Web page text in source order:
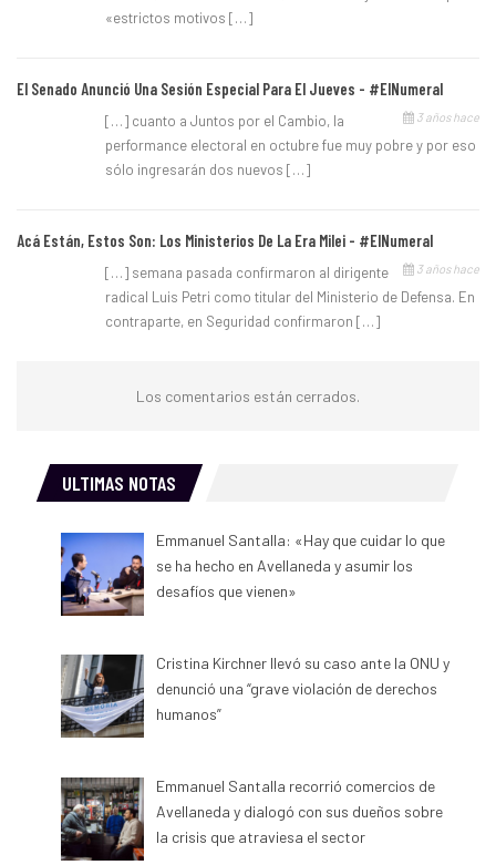
«estrictos motivos […]
El Senado Anunció Una Sesión Especial Para El Jueves - #ElNumeral
3 años hace
[…] cuanto a Juntos por el Cambio, la
performance electoral en octubre fue muy pobre y por eso
sólo ingresarán dos nuevos […]
Acá Están, Estos Son: Los Ministerios De La Era Milei - #ElNumeral
3 años hace
[…] semana pasada confirmaron al dirigente
radical Luis Petri como titular del Ministerio de Defensa. En
contraparte, en Seguridad confirmaron […]
Los comentarios están cerrados.
ULTIMAS NOTAS
Emmanuel Santalla: «Hay que cuidar lo que
se ha hecho en Avellaneda y asumir los
desafíos que vienen»
Cristina Kirchner llevó su caso ante la ONU y
denunció una “grave violación de derechos
humanos”
Emmanuel Santalla recorrió comercios de
Avellaneda y dialogó con sus dueños sobre
la crisis que atraviesa el sector